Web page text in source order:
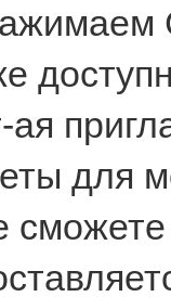
ая
для